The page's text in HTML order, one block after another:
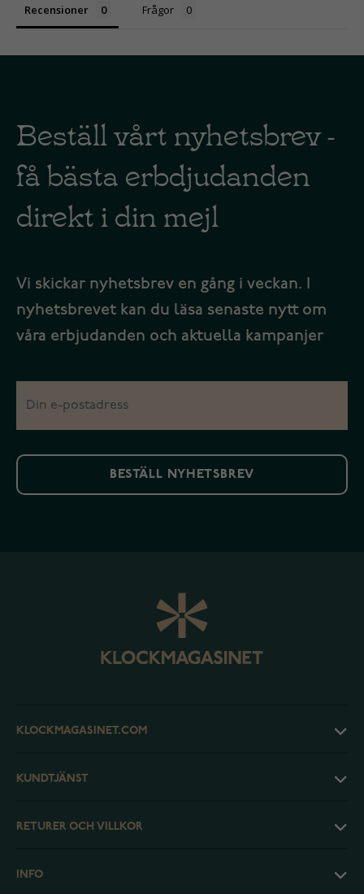
Recensioner Frågor
Beställ vårt nyhetsbrev -
få bästa erbdjudanden
direkt i din mejl
Vi skickar nyhetsbrev en gång i veckan. I
nyhetsbrevet kan du läsa senaste nytt om
våra erbjudanden och aktuella kampanjer
BESTÄLL NYHETSBREV
KLOCKMAGASINET.COM
KUNDTJÄNST
RETURER OCH VILLKOR
INFO